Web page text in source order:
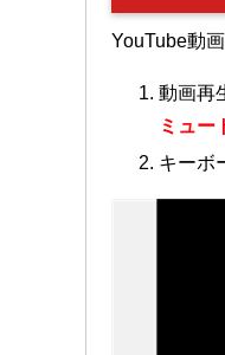
YouTube動
動画再
ミュー
キーボ